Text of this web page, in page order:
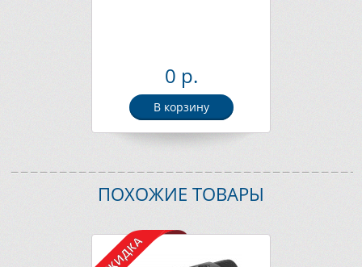
0 р.
В корзину
ПОХОЖИЕ ТОВАРЫ